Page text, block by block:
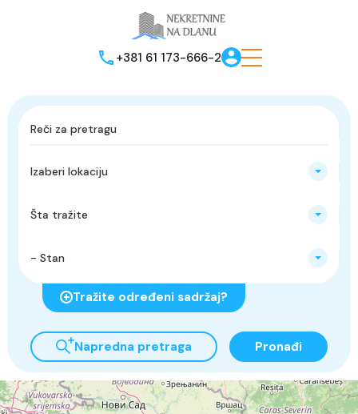
+381 61 173-666-2
Izaberi lokaciju
Šta tražite
- Stan
Tražite određeni sadržaj?
Napredna pretraga Pronađi